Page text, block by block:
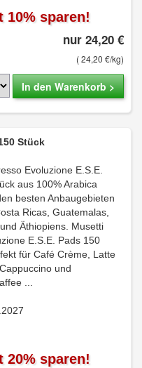
10% sparen!
nur 24,20 €
( 24,20 €/kg)
In den Warenkorb >
Stück
Evoluzione E.S.E.
aus 100% Arabica
besten Anbaugebieten
Ricas, Guatemalas,
Äthiopiens. Musetti
E.S.E. Pads 150
für Café Crème, Latte
und
...
20% sparen!